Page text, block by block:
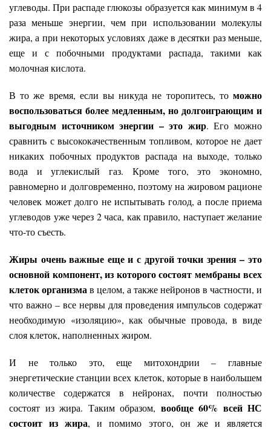
углеводы. При распаде глюкозы образуется как минимум в 4
раза меньше энергии, чем при использовании молекулы
жира, а при некоторых условиях даже в десятки раз меньше,
еще и с побочными продуктами распада, такими как
молочная кислота.
В то же время, если вы никуда не торопитесь, то можно
воспользоваться более медленным, но долгоиграющим и
выгодным источником энергии – это жир. Его можно
сравнить с высококачественным топливом, которое не дает
никаких побочных продуктов распада на выходе, только
вода и углекислый газ. Кроме того, это экономно,
равномерно и долговременно, поэтому на жировом рационе
человек может долго не испытывать голод, а после приема
углеводов уже через 2 часа, как правило, наступает желание
что-то съесть.
Жиры очень важные еще и с другой точки зрения – это
основной компонент, из которого состоят мембраны всех
клеток организмав целом, а также нейронов в частности, и
что важно – все нервы для проведения импульсов содержат
необходимую «изоляцию», как обычные провода, в виде
слоя клеток, наполненных жиром.
И не только это, еще митохондрии – главные
энергетические станции всех клеток, которые в наибольшем
количестве содержатся в нейронах, почти полностью
состоят из жира. Таким образом, вообще 60% всей НС
состоит из жира, и помимо этого, он же и является